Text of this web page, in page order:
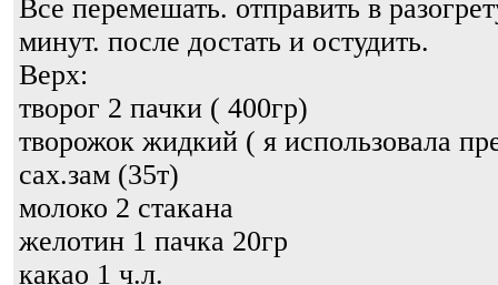
Все перемешать. отправить в
минут. после достать и остудить.
Верх:
творог 2 пачки ( 400гр)
творожок жидкий ( я использовала
сах.зам (35т)
молоко 2 стакана
желотин 1 пачка 20гр
какао 1 ч.л.